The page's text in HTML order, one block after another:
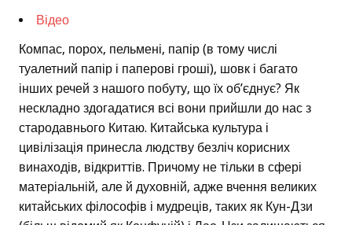
Відео
Компас, порох, пельмені, папір (в тому числі
туалетний папір і паперові гроші), шовк і багато
інших речей з нашого побуту, що їх об’єднує? Як
нескладно здогадатися всі вони прийшли до нас з
стародавнього Китаю. Китайська культура і
цивілізація принесла людству безліч корисних
винаходів, відкриттів. Причому не тільки в сфері
матеріальній, але й духовній, адже вчення великих
китайських філософів і мудреців, таких як Кун-Дзи